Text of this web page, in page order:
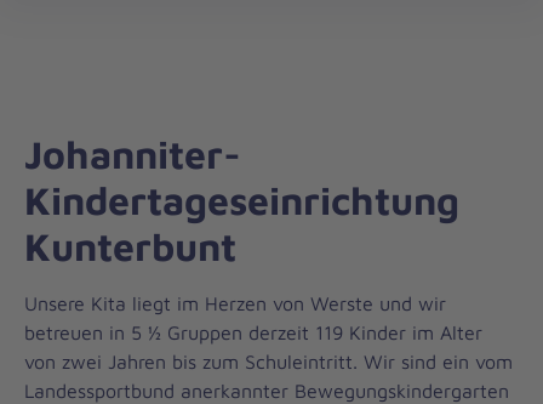
Johanniter-
Kindertageseinrichtung
Kunterbunt
Unsere Kita liegt im Herzen von Werste und wir
betreuen in 5 ½ Gruppen derzeit 119 Kinder im Alter
von zwei Jahren bis zum Schuleintritt. Wir sind ein vom
Landessportbund anerkannter Bewegungskindergarten